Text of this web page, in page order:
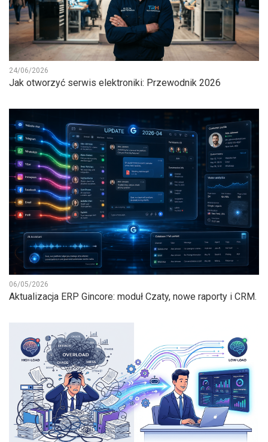
24/06/2026
Jak otworzyć serwis elektroniki: Przewodnik 2026
06/05/2026
Aktualizacja ERP Gincore: moduł Czaty, nowe raporty i CRM.